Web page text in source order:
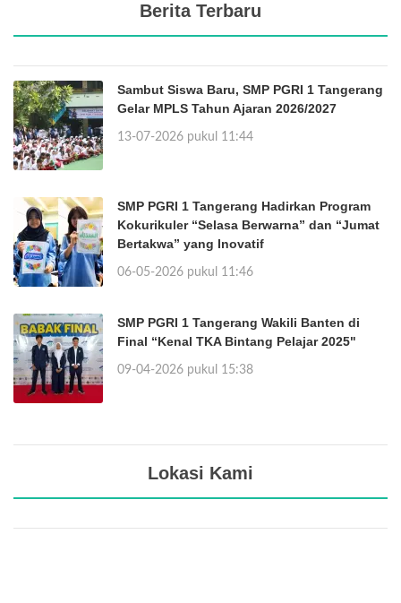
Berita Terbaru
Sambut Siswa Baru, SMP PGRI 1 Tangerang
Gelar MPLS Tahun Ajaran 2026/2027
13-07-2026 pukul 11:44
SMP PGRI 1 Tangerang Hadirkan Program
Kokurikuler “Selasa Berwarna” dan “Jumat
Bertakwa” yang Inovatif
06-05-2026 pukul 11:46
SMP PGRI 1 Tangerang Wakili Banten di
Final “Kenal TKA Bintang Pelajar 2025"
09-04-2026 pukul 15:38
Lokasi Kami